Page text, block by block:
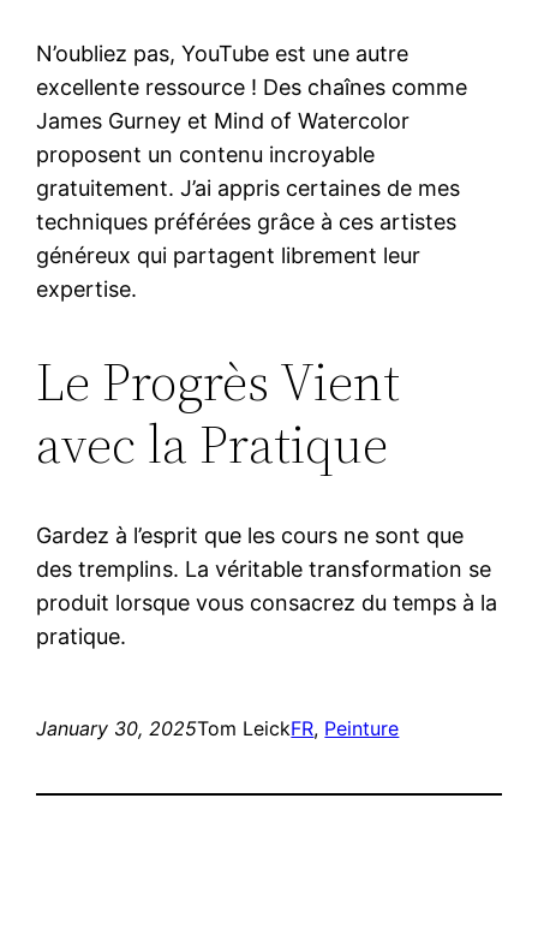
N’oubliez pas, YouTube est une autre
excellente ressource ! Des chaînes comme
James Gurney et Mind of Watercolor
proposent un contenu incroyable
gratuitement. J’ai appris certaines de mes
techniques préférées grâce à ces artistes
généreux qui partagent librement leur
expertise.
Le Progrès Vient
avec la Pratique
Gardez à l’esprit que les cours ne sont que
des tremplins. La véritable transformation se
produit lorsque vous consacrez du temps à la
pratique.
January 30, 2025Tom LeickFR, Peinture